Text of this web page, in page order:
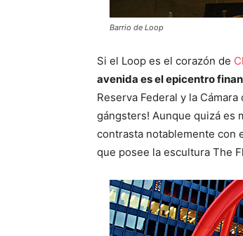
Barrio de Loop
Si el Loop es el corazón de
avenida es el epicentro
Reserva Federal y la
gángsters! Aunque quizá es
contrasta notablemente con
que posee la escultura The